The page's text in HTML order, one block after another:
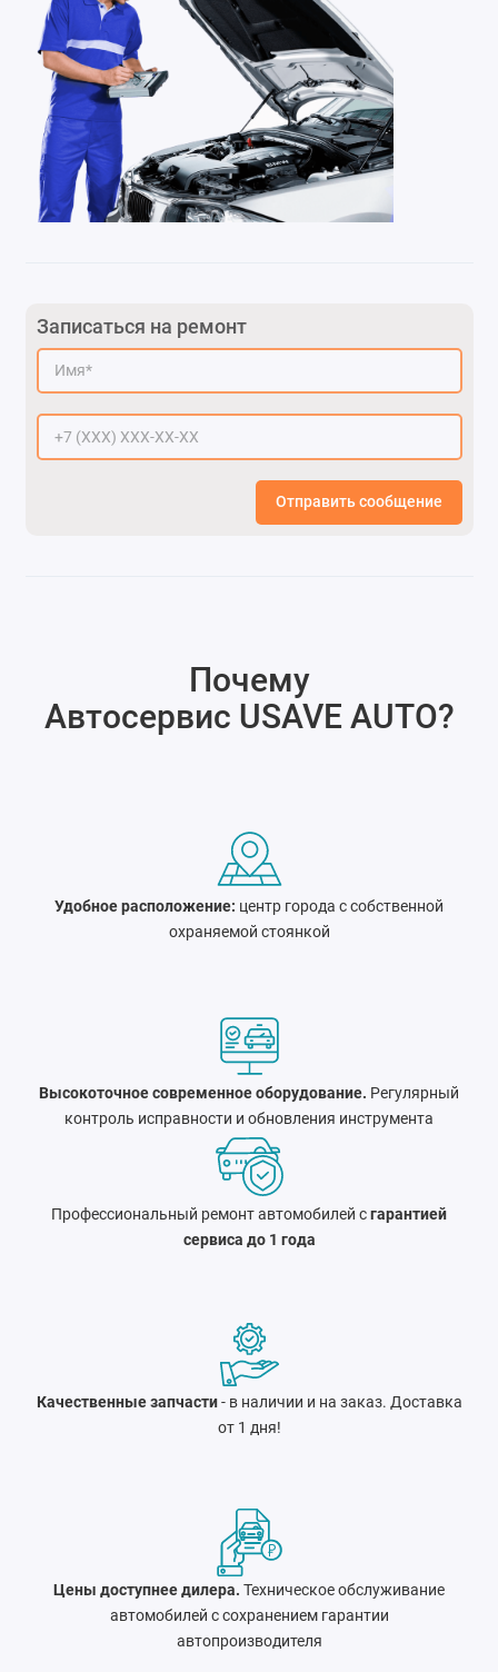
Записаться на ремонт
Отправить сообщение
Почему
Автосервис USAVE AUTO?
Удобное расположение: центр города c собственной
охраняемой стоянкой
Высокоточное современное оборудование. Регулярный
контроль исправности и обновления инструмента
Профессиональный ремонт автомобилей сгарантией
сервиса до 1 года
Качественные запчасти- в наличии и на заказ. Доставка
от 1 дня!
Цены доступнее дилера. Техническое обслуживание
автомобилей с сохранением гарантии
автопроизводителя